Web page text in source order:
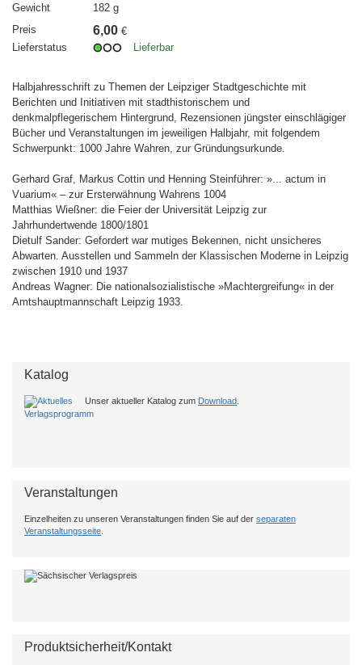
Gewicht
182 g
Preis
6,00 €
Lieferstatus
Lieferbar
Halbjahresschrift zu Themen der Leipziger Stadtgeschichte mit
Berichten und Initiativen mit stadthistorischem und
denkmalpflegerischem Hintergrund, Rezensionen jüngster einschlägiger
Bücher und Veranstaltungen im jeweiligen Halbjahr, mit folgendem
Schwerpunkt: 1000 Jahre Wahren, zur Gründungsurkunde.
Gerhard Graf, Markus Cottin und Henning Steinführer: »... actum in
Vuarium« – zur Ersterwähnung Wahrens 1004
Matthias Wießner: die Feier der Universität Leipzig zur
Jahrhundertwende 1800/1801
Dietulf Sander: Gefordert war mutiges Bekennen, nicht unsicheres
Abwarten. Ausstellen und Sammeln der Klassischen Moderne in Leipzig
zwischen 1910 und 1937
Andreas Wagner: Die nationalsozialistische »Machtergreifung« in der
Amtshauptmannschaft Leipzig 1933.
Katalog
Unser aktueller Katalog zum Download
Veranstaltungen
Einzelheiten zu unseren Veranstaltungen finden Sie auf der separaten
Veranstaltungsseite
Produktsicherheit/Kontakt